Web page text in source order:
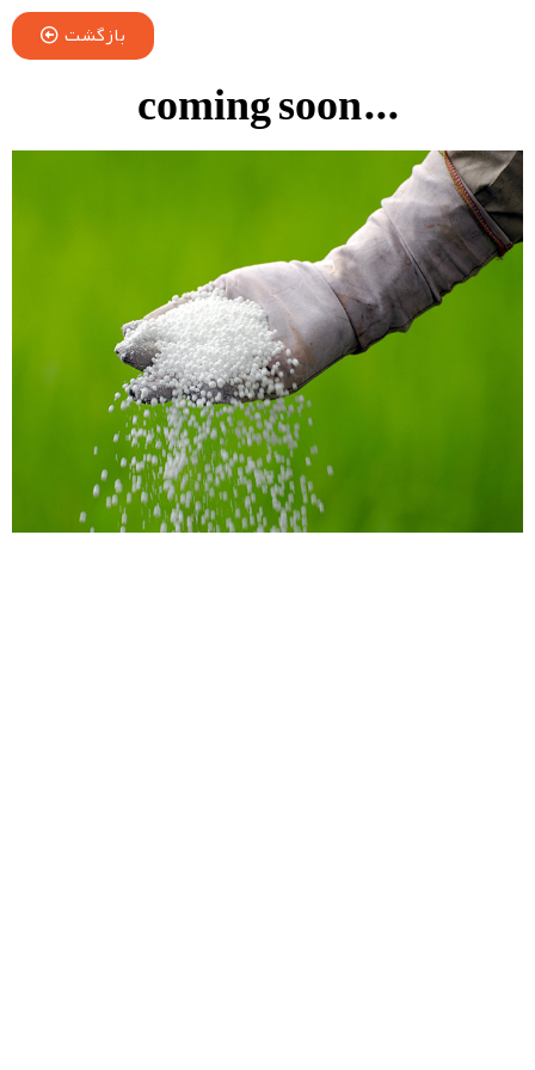
بازگشت
...coming soon